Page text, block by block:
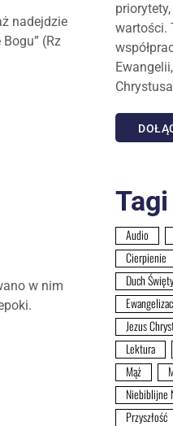
nadejdzie
(Rz
w nim
wartości.
Tagi
Audio
Cierpienie
Duch Święty
Jezus
Lektura
Mąż
Niebiblijne
Przyszłość